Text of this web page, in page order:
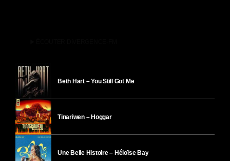
Beth Hart – You Still Got Me
Tinariwen – Hoggar
Une Belle Histoire – Héloïse Bay